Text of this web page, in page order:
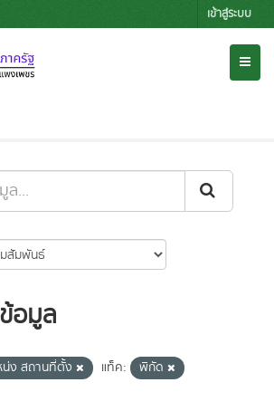
เข้าสู่ระบบ
อมูล
ง สถานที่ตั้ง แท็ค:
พิกัด